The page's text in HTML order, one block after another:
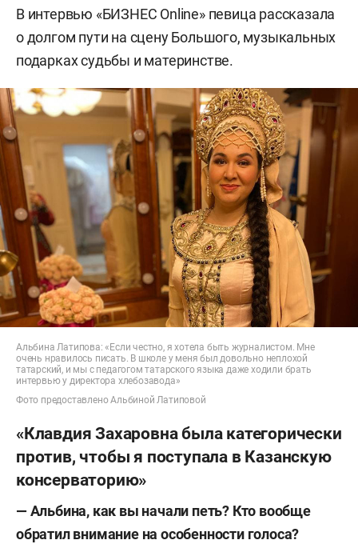
В интервью «БИЗНЕС Online» певица рассказала
о долгом пути на сцену Большого, музыкальных
подарках судьбы и материнстве.
Альбина Латипова: «Если честно, я хотела быть журналистом. Мне
очень нравилось писать. В школе у меня был довольно неплохой
татарский, и мы с педагогом татарского языка даже ходили брать
интервью у директора хлебозавода»
Фото предоставлено Альбиной Латиповой
«Клавдия Захаровна была категорически
против, чтобы я поступала в Казанскую
консерваторию»
— Альбина, как вы начали петь? Кто вообще
обратил внимание на особенности голоса?